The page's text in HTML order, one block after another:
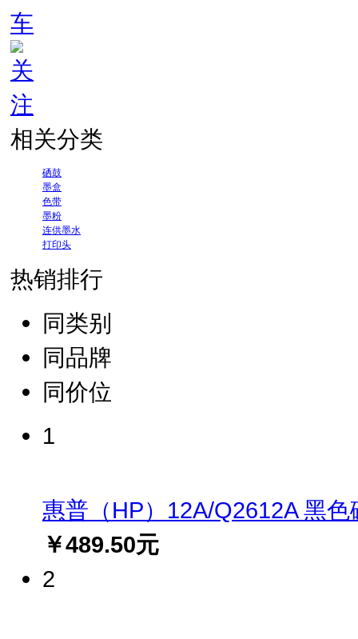
相关分类
硒鼓
墨盒
色带
墨粉
连供墨水
打印头
热销排行
同类别
同品牌
同价位
1
惠普（HP）12A/Q2612A 黑
￥489.50元
2